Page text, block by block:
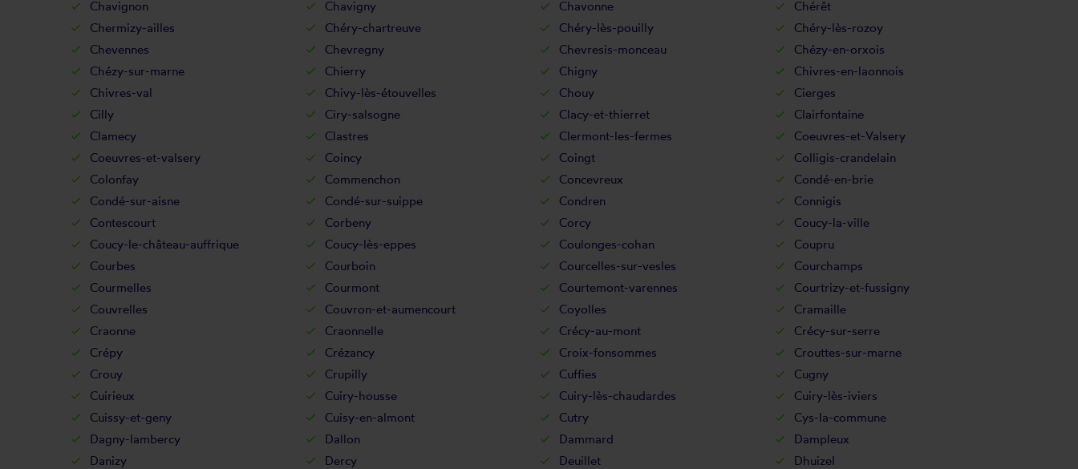
Chavignon
Chavigny Chavonne
Chérêt
Chermizy-ailles
Chéry-chartreuve Chéry-lès-pouilly
Chéry-lès-rozoy
Chevennes
Chevregny Chevresis-monceau
Chézy-en-orxois
Chézy-sur-marne
Chierry Chigny
Chivres-en-laonnois
Chivres-val
Chivy-lès-étouvelles Chouy
Cierges
Cilly
Ciry-salsogne Clacy-et-thierret
Clairfontaine
Clamecy
Clastres Clermont-les-fermes
Coeuvres-et-Valsery
Coeuvres-et-valsery
Coincy Coingt
Colligis-crandelain
Colonfay
Commenchon Concevreux
Condé-en-brie
Condé-sur-aisne
Condé-sur-suippe Condren
Connigis
Contescourt
Corbeny Corcy
Coucy-la-ville
Coucy-le-château-auffrique
Coucy-lès-eppes Coulonges-cohan
Coupru
Courbes
Courboin Courcelles-sur-vesles
Courchamps
Courmelles
Courmont Courtemont-varennes
Courtrizy-et-fussigny
Couvrelles
Couvron-et-aumencourt Coyolles
Cramaille
Craonne
Craonnelle Crécy-au-mont
Crécy-sur-serre
Crépy
Crézancy Croix-fonsommes
Crouttes-sur-marne
Crouy
Crupilly Cuffies
Cugny
Cuirieux
Cuiry-housse Cuiry-lès-chaudardes
Cuiry-lès-iviers
Cuissy-et-geny
Cuisy-en-almont Cutry
Cys-la-commune
Dagny-lambercy
Dallon Dammard
Dampleux
Danizy
Dercy Deuillet
Dhuizel